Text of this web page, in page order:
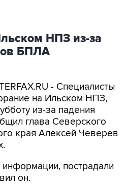
НПЗ из-за
БПЛА
- Специалисты
на Ильском НПЗ,
из-за падения
глава Северского
края Алексей Чеверев
пострадали
он.